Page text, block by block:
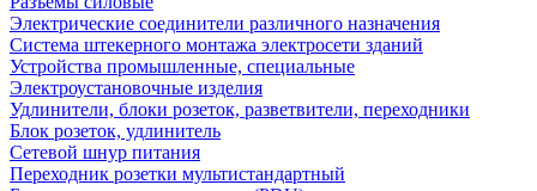
Электрические соединители различного назначения
Система штекерного монтажа электросети зданий
Устройства промышленные, специальные
Электроустановочные изделия
Удлинители, блоки розеток, разветвители, переходники
Блок розеток, удлинитель
Сетевой шнур питания
Переходник розетки мультистандартный